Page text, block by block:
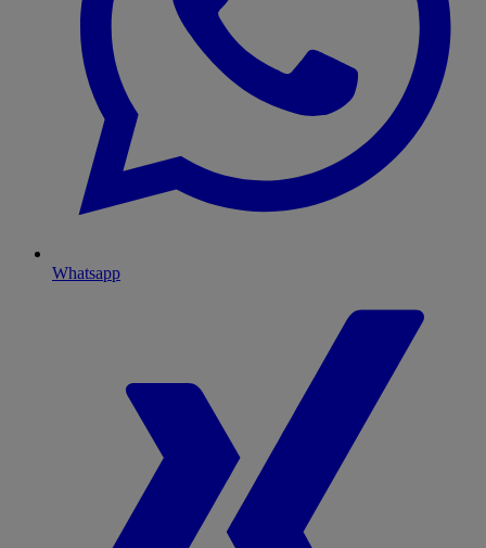
Whatsapp